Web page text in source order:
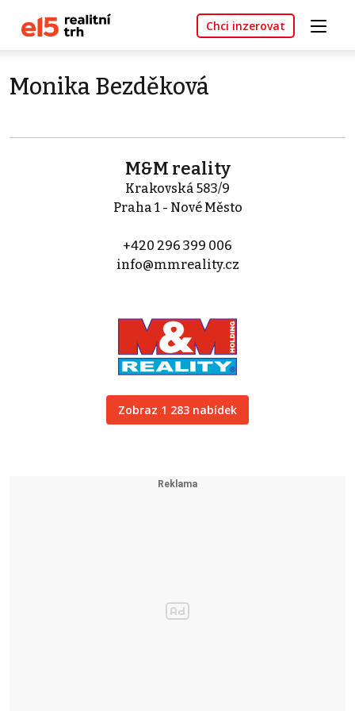
Chci inzerovat
Monika Bezděková
M&M reality
Krakovská 583/9
Praha 1 - Nové Město
+420 296 399 006
info@mmreality.cz
Zobraz 1 283 nabídek